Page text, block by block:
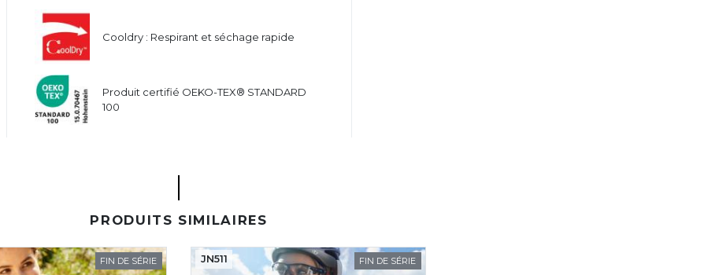
Cooldry : Respirant et séchage rapide
Produit certifié OEKO-TEX® STANDARD
100
PRODUITS SIMILAIRES
FIN DE SÉRIE FIN DE SÉRIE
JN511